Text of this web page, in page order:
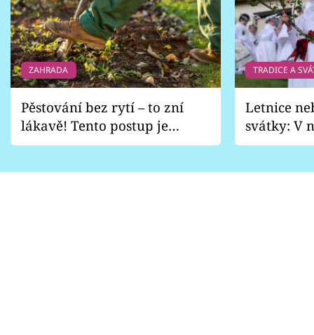
ZAHRADA
Pěstování bez rytí – to zní
lákavě! Tento postup je
vhodný jen pro některé
TRADICE A
Letnice
svátky: V
pondělí